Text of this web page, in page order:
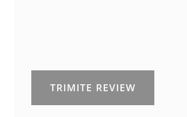
TRIMITE REVIEW